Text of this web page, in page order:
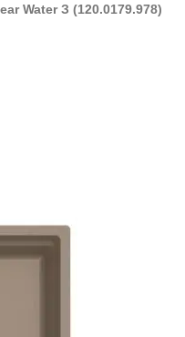
Water З (120.0179.978)